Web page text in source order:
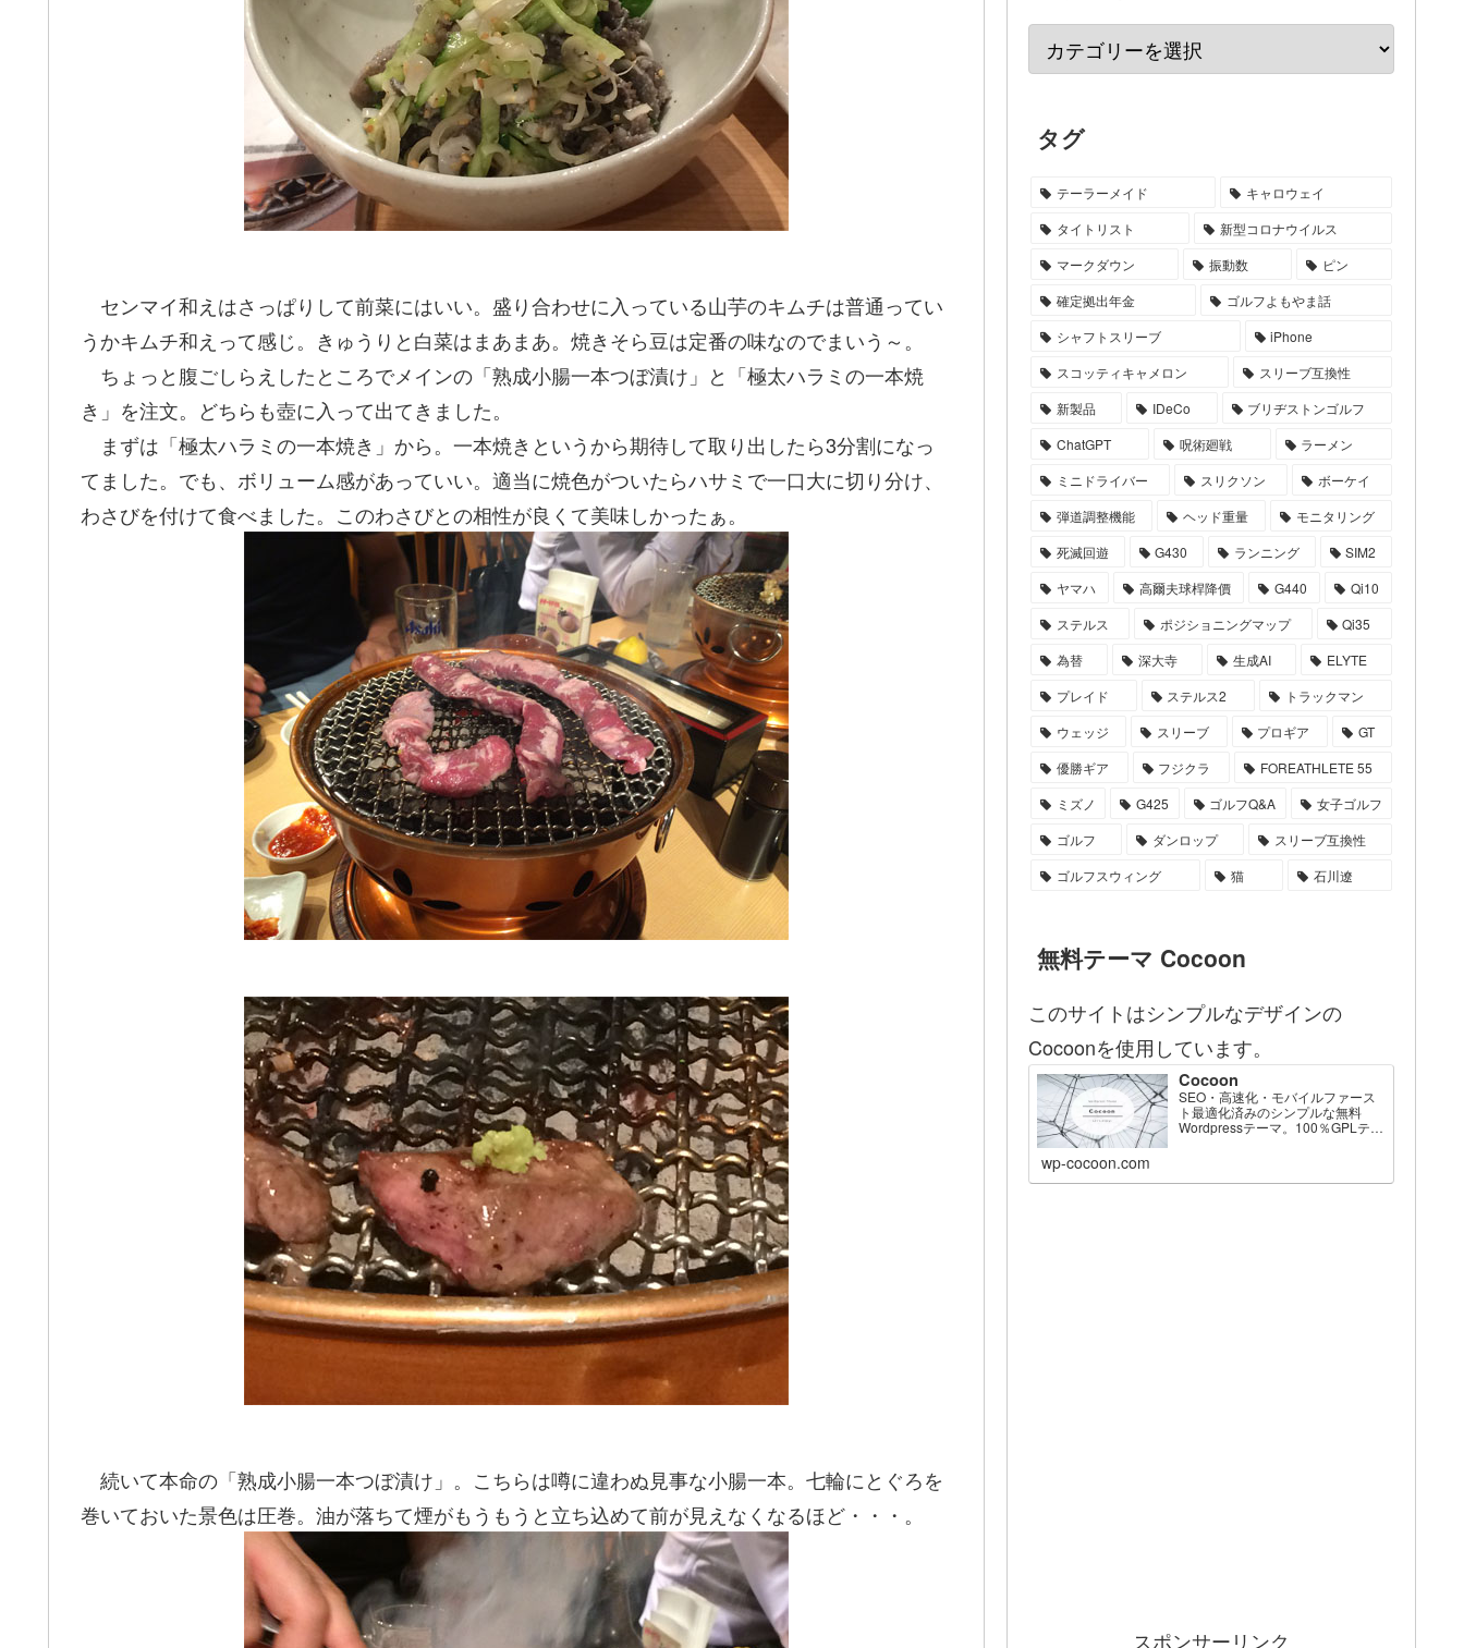
センマイ和えはさっぱりして前菜にはいい。盛り合わせに入っている山芋のキムチは普通ってい
うかキムチ和えって感じ。きゅうりと白菜はまあまあ。焼きそら豆は定番の味なのでまいう～。
ちょっと腹ごしらえしたところでメインの「熟成小腸一本つぼ漬け」と「極太ハラミの一本焼
き」を注文。どちらも壺に入って出てきました。
まずは「極太ハラミの一本焼き」から。一本焼きというから期待して取り出したら3分割になっ
てました。でも、ボリューム感があっていい。適当に焼色がついたらハサミで一口大に切り分け、
わさびを付けて食べました。このわさびとの相性が良くて美味しかったぁ。
続いて本命の「熟成小腸一本つぼ漬け」。こちらは噂に違わぬ見事な小腸一本。七輪にとぐろを
巻いておいた景色は圧巻。油が落ちて煙がもうもうと立ち込めて前が見えなくなるほど・・・。
タグ
テーラーメイド
キャロウェイ
タイトリスト
新型コロナウイルス
マークダウン
振動数
ピン
確定拠出年金
ゴルフよもやま話
シャフトスリーブ
iPhone
スコッティキャメロン
スリーブ互換性
新製品
IDeCo
ブリヂストンゴルフ
ChatGPT
呪術廻戦
ラーメン
ミニドライバー
スリクソン
ボーケイ
弾道調整機能
ヘッド重量
モニタリング
死滅回遊
G430 ランニング
SIM2
ヤマハ
高爾夫球桿降價 G440
Qi10
ステルス
ポジショニングマップ
Qi35
為替
深大寺 生成AI
ELYTE
プレイド
ステルス2
トラックマン
ウェッジ
スリーブ プロギア
GT
優勝ギア
フジクラ
FOREATHLETE 55
ミズノ
G425 ゴルフQ&A
女子ゴルフ
ゴルフ
ダンロップ
スリーブ互換性
ゴルフスウィング
猫 石川遼
無料テーマ Cocoon
このサイトはシンプルなデザインの
Cocoonを使用しています。
Cocoon
SEO・高速化・モバイルファース
ト最適化済みのシンプルな無料
Wordpressテーマ。100％GPLテー
wp-cocoon.com
スポンサーリンク